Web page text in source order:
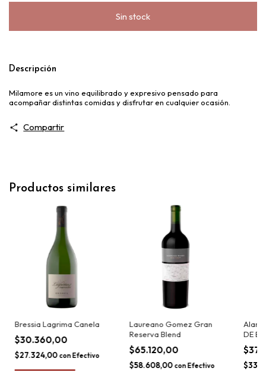
Descripción
Milamore es un vino equilibrado y expresivo pensado para
acompañar distintas comidas y disfrutar en cualquier ocasión.
Compartir
Productos similares
Bressia Lagrima Canela
$30.360,00
$27.324,00 con Efectivo
Laureano Gomez Gran
Reserva Blend
$65.120,00
$58.608,00 con Efectivo
DE